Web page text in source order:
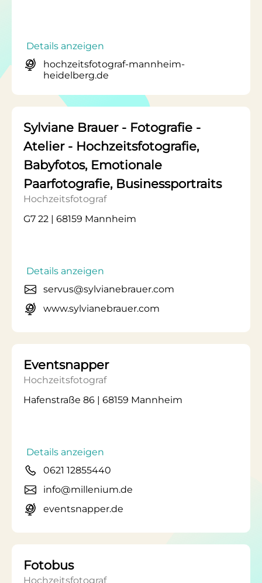
Details anzeigen
hochzeitsfotograf-mannheim-
heidelberg.de
Sylviane Brauer - Fotografie -
Atelier - Hochzeitsfotografie,
Babyfotos, Emotionale
Paarfotografie, Businessportraits
Hochzeitsfotograf
G7 22 | 68159 Mannheim
Details anzeigen
servus@sylvianebrauer.com
www.sylvianebrauer.com
Eventsnapper
Hochzeitsfotograf
Hafenstraße 86 | 68159 Mannheim
Details anzeigen
0621 12855440
info@millenium.de
eventsnapper.de
Fotobus
Hochzeitsfotograf